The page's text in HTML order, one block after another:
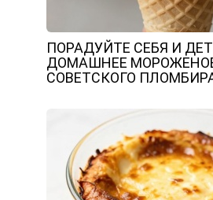
ПОРАДУЙТЕ СЕБЯ И
ДОМАШНЕЕ
СОВЕТСКОГО